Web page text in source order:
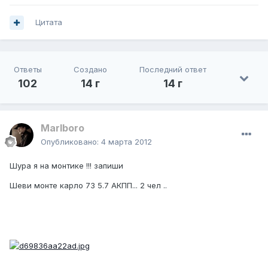
Цитата
Ответы
102
Создано
14 г
Последний ответ
14 г
Marlboro
Опубликовано: 4 марта 2012
Шура я на монтике !!! запиши
Шеви монте карло 73 5.7 АКПП... 2 чел ..